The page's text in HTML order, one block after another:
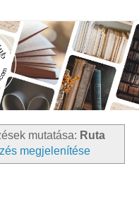
mutatása: Ruta
megjelenítése